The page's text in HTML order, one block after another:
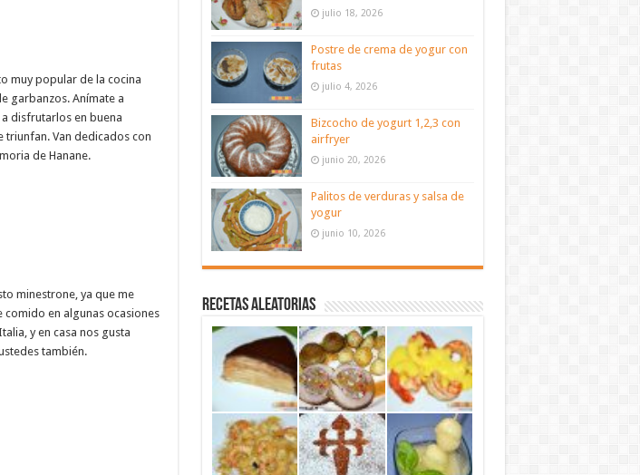
muy popular de la cocina
garbanzos. Anímate a
disfrutarlos en buena
triunfan. Van dedicados con
de Hanane.
minestrone, ya que me
comido en algunas ocasiones
y en casa nos gusta
también.
julio 18, 2026
Postre de crema de yogur con
frutas
julio 4, 2026
Bizcocho de yogurt 1,2,3 con
airfryer
junio 20, 2026
Palitos de verduras y salsa de
yogur
junio 10, 2026
Recetas aleatorias